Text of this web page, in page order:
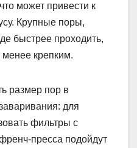
может привести к
Крупные поры,
быстрее проходить,
менее крепким.
размер пор в
для
фильтры с
пресса подойдут